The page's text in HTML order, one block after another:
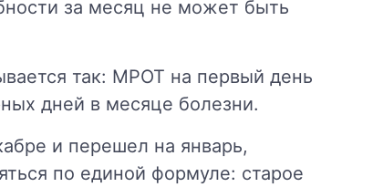
за месяц не может быть
так: МРОТ на первый день
дней в месяце болезни.
и перешел на январь,
по единой формуле: старое